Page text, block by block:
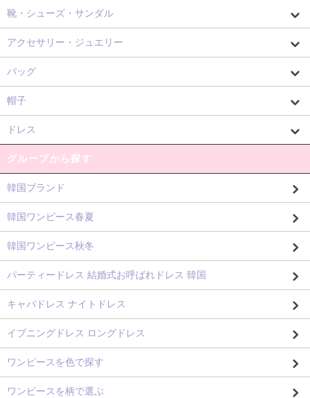
靴・シューズ・サンダル
アクセサリー・ジュエリー
バッグ
帽子
ドレス
グループから探す
韓国ブランド
韓国ワンピース春夏
韓国ワンピース秋冬
パーティードレス 結婚式お呼ばれドレス 韓国
キャバドレス ナイトドレス
イブニングドレス ロングドレス
ワンピースを色で探す
ワンピースを柄で選ぶ